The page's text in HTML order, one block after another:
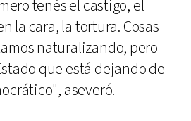
tenés el castigo, el
la cara, la tortura. Cosas
naturalizando, pero
que está dejando de
aseveró.